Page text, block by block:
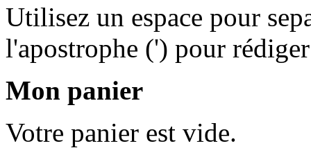
Utilisez un espace pour
l'apostrophe (') pour
Mon panier
Votre panier est vide.